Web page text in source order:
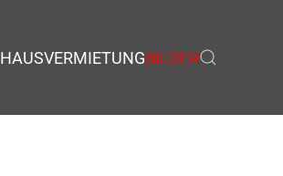
HAUSVERMIETUNGBILDER